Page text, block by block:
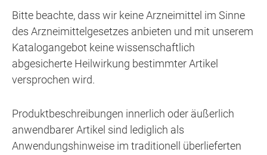
Bitte beachte, dass wir keine Arzneimittel im Sinne
des Arzneimittelgesetzes anbieten und mit unserem
Katalogangebot keine wissenschaftlich
abgesicherte Heilwirkung bestimmter Artikel
versprochen wird.
Produktbeschreibungen innerlich oder äußerlich
anwendbarer Artikel sind lediglich als
Anwendungshinweise im traditionell überlieferten